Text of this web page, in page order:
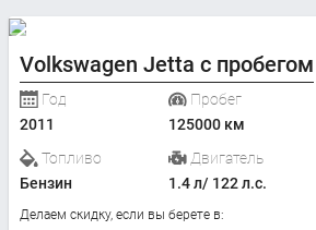
Volkswagen Jetta с пробегом
Год
2011
Пробег
125000 км
Топливо
Бензин
Двигатель
1.4 л/ 122 л.с.
Делаем скидку, если вы берете в: